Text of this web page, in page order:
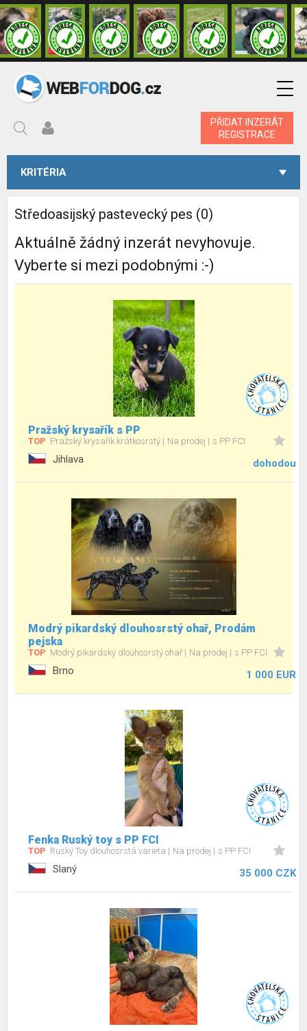
PŘIDAT INZERÁT
REGISTRACE
KRITÉRIA
Středoasijský pastevecký pes (0)
Aktuálně žádný inzerát nevyhovuje.
Vyberte si mezi podobnými :-)
Pražský krysařík s PP
TOP Pražský krysařík krátkosrstý Na prodej s PP FCI
Jihlava dohodou
Modrý pikardský dlouhosrstý ohař, Prodám
pejska
TOP Modrý pikardský dlouhosrstý ohař Na prodej s PP FCI
Brno 1 000 EUR
Fenka Ruský toy s PP FCI
TOP Ruský Toy dlouhosrstá varieta Na prodej s PP FCI
Slaný 35 000 CZK